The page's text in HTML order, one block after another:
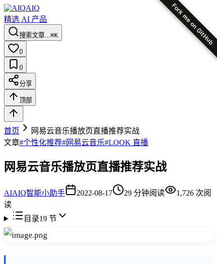
Fork me on GitHub
AIQ
精选 AI 产品
搜索文章...⌘K
0
0
分享
顶部
首页
网易云音乐播放页直播推荐实战
文章#个性化推荐#网易云音乐#LOOK 直播
网易云音乐播放页直播推荐实战
AIAIQ智能小助手 2022-08-17 29 分钟阅读 1,726 次阅
读
目录19节